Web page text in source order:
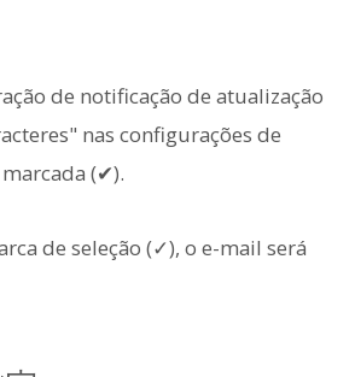
de notificação de atualização
nas configurações de
(✔).
de seleção (✓), o e-mail será